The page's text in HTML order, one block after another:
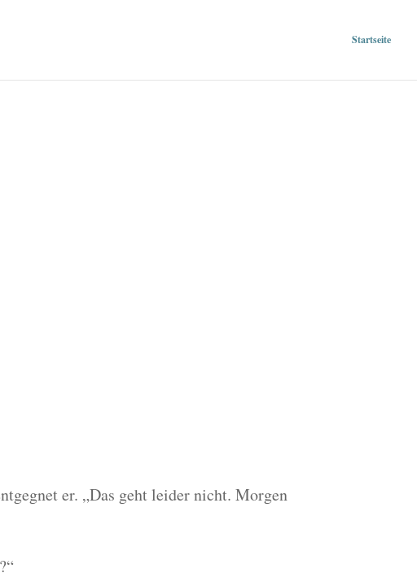
Startseite
er. „Das geht leider nicht. Morgen